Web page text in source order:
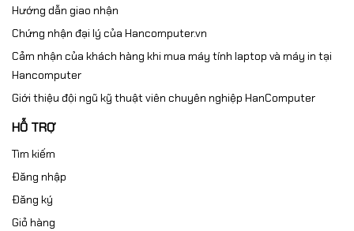
Hướng dẫn giao nhận
Chứng nhận đại lý của Hancomputer.vn
Cảm nhận của khách hàng khi mua máy tính laptop và máy in tại
Hancomputer
Giới thiệu đội ngũ kỹ thuật viên chuyên nghiệp HanComputer
HỖ TRỢ
Tìm kiếm
Đăng nhập
Đăng ký
Giỏ hàng